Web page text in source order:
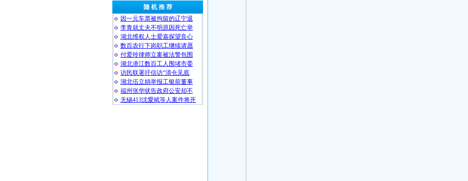
随 机 推 荐
因一元车票被拘留的辽宁退
李青就丈夫不明原因死亡举
湖北维权人士爱嘉探望良心
数百农行下岗职工继续请愿
付爱玲律师立案被法警包围
湖北潜江数百工人围堵市委
访民联署吁信访“清仓见底
湖北伍立娟举报工银前董事
福州张华状告政府公安却不
无锡413沈愛斌等人案件将开